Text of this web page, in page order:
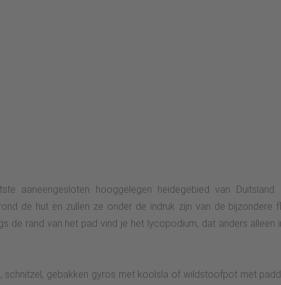
aaneengesloten hooggelegen heidegebied van
de hut en zullen ze onder de indruk zijn van de bijzondere
de rand van het pad vind je het lycopodium, dat anders alleen
gebakken gyros met koolsla of wildstoofpot met